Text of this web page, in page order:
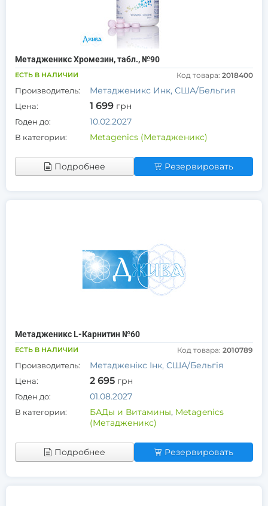
Метадженикс Хромезин, табл., №90
ЕСТЬ В НАЛИЧИИ Код товара: 2018400
Производитель: Метадженикс Инк, США/Бельгия
Цена: 1 699 грн
Годен до: 10.02.2027
В категории: Metagenics (Метадженикс)
Подробнее Резервировать
Метадженикс L-Карнитин №60
ЕСТЬ В НАЛИЧИИ Код товара: 2010789
Производитель: Метадженікс Інк, США/Бельгія
Цена: 2 695 грн
Годен до: 01.08.2027
В категории: БАДы и Витамины, Metagenics
(Метадженикс)
Подробнее Резервировать